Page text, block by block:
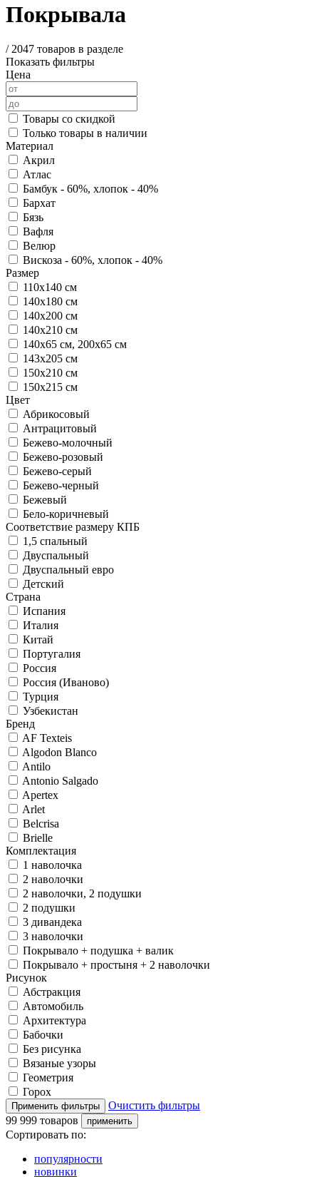
Покрывала
/ 2047 товаров в разделе
Показать фильтры
Цена
Товары со скидкой
Только товары в наличии
Материал
Акрил
Атлас
Бамбук - 60%, хлопок - 40%
Бархат
Бязь
Вафля
Велюр
Вискоза - 60%, хлопок - 40%
Размер
110х140 см
140х180 см
140х200 см
140х210 см
140х65 см, 200х65 см
143х205 см
150х210 см
150х215 см
Цвет
Абрикосовый
Антрацитовый
Бежево-молочный
Бежево-розовый
Бежево-серый
Бежево-черный
Бежевый
Бело-коричневый
Соответствие размеру КПБ
1,5 спальный
Двуспальный
Двуспальный евро
Детский
Страна
Испания
Италия
Китай
Португалия
Россия
Россия (Иваново)
Турция
Узбекистан
Бренд
AF Texteis
Algodon Blanco
Antilo
Antonio Salgado
Apertex
Arlet
Belcrisa
Brielle
Комплектация
1 наволочка
2 наволочки
2 наволочки, 2 подушки
2 подушки
3 дивандека
3 наволочки
Покрывало + подушка + валик
Покрывало + простыня + 2 наволочки
Рисунок
Абстракция
Автомобиль
Архитектура
Бабочки
Без рисунка
Вязаные узоры
Геометрия
Горох
Очистить фильтры
99 999 товаров
Сортировать по:
популярности
новинки